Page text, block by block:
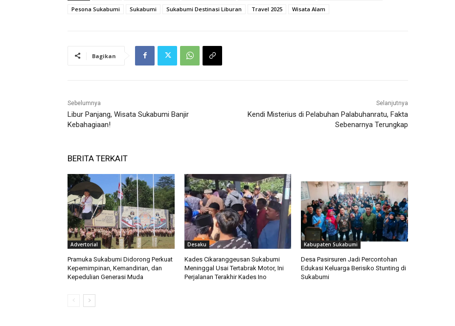
Pesona Sukabumi
Sukabumi Sukabumi Destinasi Liburan Travel 2025 Wisata Alam
Bagikan
Sebelumnya
Libur Panjang, Wisata Sukabumi Banjir
Kebahagiaan!
Selanjutnya
Kendi Misterius di Pelabuhan Palabuhanratu, Fakta
Sebenarnya Terungkap
BERITA TERKAIT
Advertorial
Pramuka Sukabumi Didorong Perkuat
Kepemimpinan, Kemandirian, dan
Kepedulian Generasi Muda
Desaku
Kades Cikaranggeusan Sukabumi
Meninggal Usai Tertabrak Motor, Ini
Perjalanan Terakhir Kades Ino
Kabupaten Sukabumi
Desa Pasirsuren Jadi Percontohan
Edukasi Keluarga Berisiko Stunting di
Sukabumi